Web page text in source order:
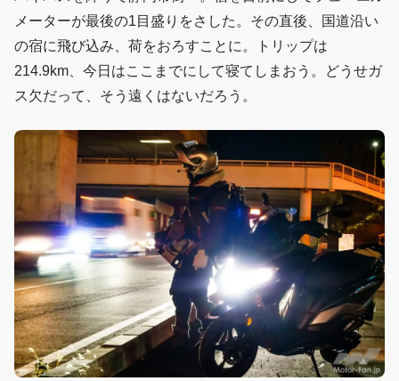
メーターが最後の1目盛りをさした。その直後、国道沿い
の宿に飛び込み、荷をおろすことに。トリップは
214.9km、今日はここまでにして寝てしまおう。どうせガ
ス欠だって、そう遠くはないだろう。